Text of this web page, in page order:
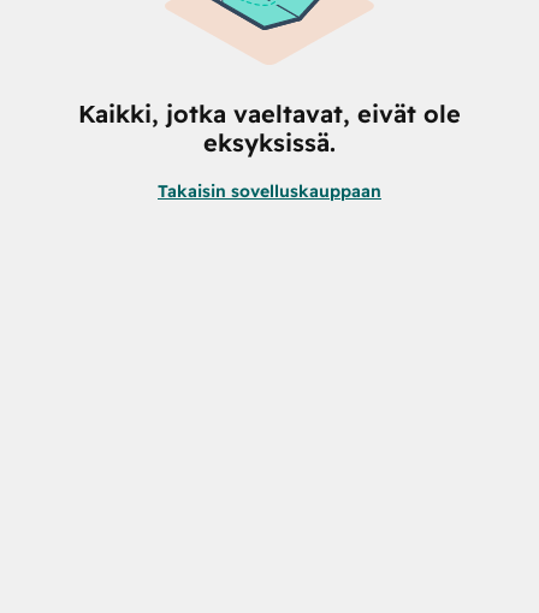
Kaikki, jotka vaeltavat, eivät ole
eksyksissä.
Takaisin sovelluskauppaan